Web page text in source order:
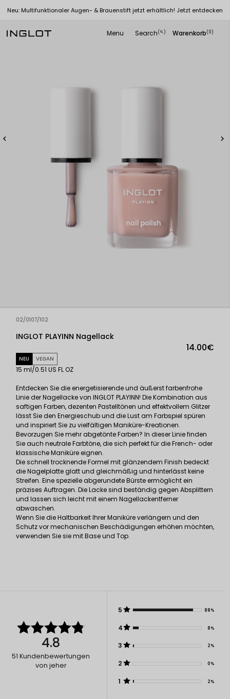
Neu: Multifunktionaler Augen- & Brauenstift jetzt erhältlich! Jetzt entdecken
Menu Search(
search ) Warenkorb(0)
 
02/0107/102
INGLOT PLAYINN Nagellack
14.00€
NEU VEGAN
15 ml/0.51 US FL OZ
Entdecken Sie die energetisierende und äußerst farbenfrohe
Linie der Nagellacke von INGLOT PLAYINN! Die Kombination aus
saftigen Farben, dezenten Pastelltönen und effektvollem Glitzer
lässt Sie den Energieschub und die Lust am Farbspiel spüren
und inspiriert Sie zu vielfältigen Maniküre-Kreationen.
Bevorzugen Sie mehr abgetönte Farben? In dieser Linie finden
Sie auch neutrale Farbtöne, die sich perfekt für die French- oder
klassische Maniküre eignen.
Die schnell trocknende Formel mit glänzendem Finish bedeckt
die Nagelplatte glatt und gleichmäßig und hinterlässt keine
Streifen. Eine spezielle abgerundete Bürste ermöglicht ein
präzises Auftragen. Die Lacke sind beständig gegen Absplittern
und lassen sich leicht mit einem Nagellackentferner
abwaschen.
Wenn Sie die Haltbarkeit Ihrer Maniküre verlängern und den
Schutz vor mechanischen Beschädigungen erhöhen möchten,
verwenden Sie sie mit Base und Top.
4.8
51 Kundenbewertungen
von jeher
5 88%
4 8%
3 2%
2 0%
1 2%